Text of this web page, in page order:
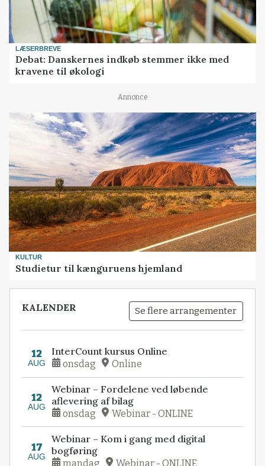
LÆSERBREVE
Debat: Danskernes indkøb stemmer ikke med
kravene til økologi
Annonce
KULTUR
Studietur til kænguruens hjemland
KALENDER Se flere arrangementer
12
AUG
InterCount kursus Online
onsdag Online
12
AUG
Webinar – Fordelene ved løbende
aflevering af bilag
onsdag Webinar - ONLINE
17
AUG
Webinar – Kom i gang med digital
bogføring
mandag Webinar - ONLINE